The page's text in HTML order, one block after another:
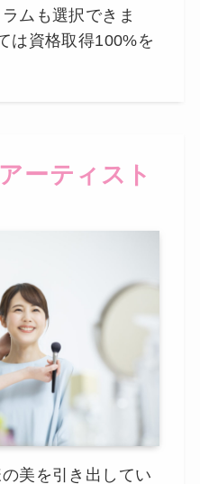
ムも選択できま
は資格取得100%を
ーティスト
美を引き出してい